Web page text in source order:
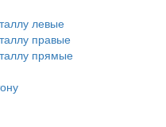
левые
правые
прямые